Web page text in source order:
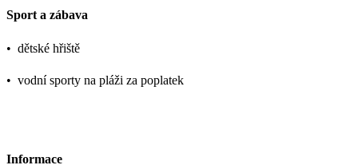
Sport a zábava
• dětské hřiště
• vodní sporty na pláži za poplatek
Informace